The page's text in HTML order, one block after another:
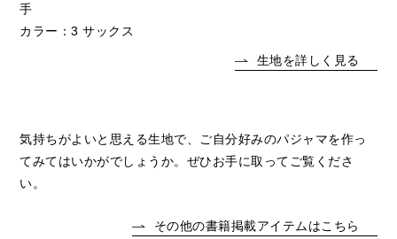
手
カラー：3 サックス
生地を詳しく見る
気持ちがよいと思える生地で、ご自分好みのパジャマを作っ
てみてはいかがでしょうか。ぜひお手に取ってご覧くださ
い。
その他の書籍掲載アイテムはこちら